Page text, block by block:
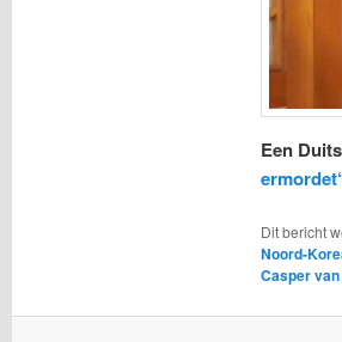
Een
Dit bericht
Noord-
Casper